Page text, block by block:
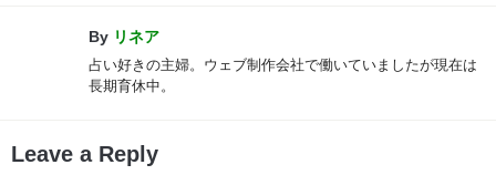
By リネア
占い好きの主婦。ウェブ制作会社で働いていましたが現在は
長期育休中。
Leave a Reply